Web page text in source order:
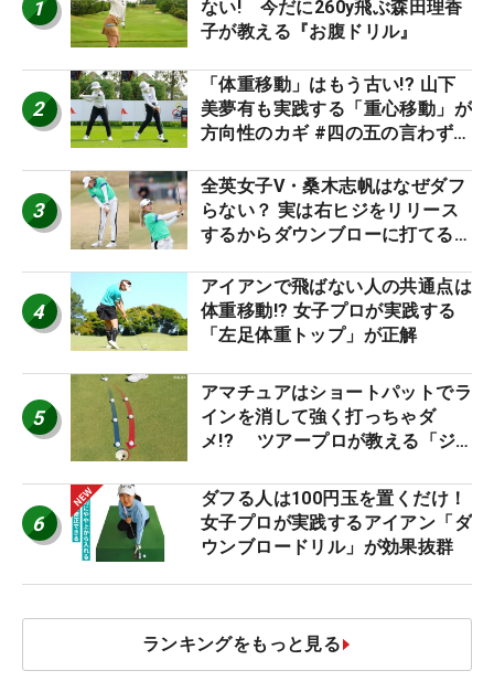
1
ない! 今だに260y飛ぶ森田理香
子が教える『お腹ドリル』
2
「体重移動」はもう古い!? 山下
美夢有も実践する「重心移動」が
方向性のカギ #四の五の言わず振
3
全英女子V・桑木志帆はなぜダフ
らない？ 実は右ヒジをリリース
するからダウンブローに打てる #
4
アイアンで飛ばない人の共通点は
体重移動!? 女子プロが実践する
「左足体重トップ」が正解
5
アマチュアはショートパットでラ
インを消して強く打っちゃダ
メ!? ツアープロが教える「ジ
減するワケ
6
ダフる人は100円玉を置くだけ！
女子プロが実践するアイアン「ダ
ウンブロードリル」が効果抜群
ランキングをもっと見る